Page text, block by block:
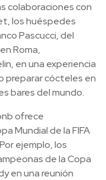
colaboraciones con
los huéspedes
Pascucci, del
Roma,
en una experiencia
preparar cócteles en
bares del mundo.
ofrece
Mundial de la FIFA
ejemplo, los
de la Copa
en una reunión